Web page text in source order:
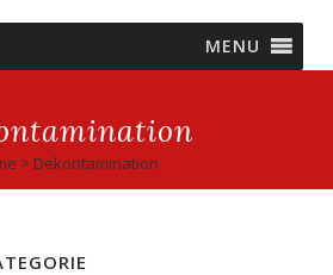
MENU
> Dekontamination